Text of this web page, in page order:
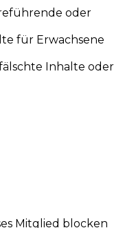
oder
für Erwachsene
Inhalte oder
Mitglied blocken